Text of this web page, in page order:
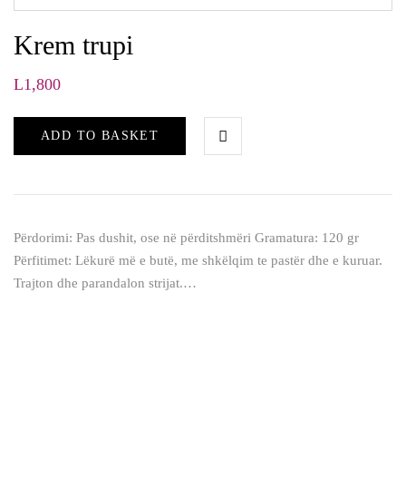
Krem trupi
L1,800
ADD TO BASKET
Përdorimi: Pas dushit, ose në përditshmëri Gramatura: 120 gr
Përfitimet: Lëkurë më e butë, me shkëlqim te pastër dhe e kuruar.
Trajton dhe parandalon strijat.…